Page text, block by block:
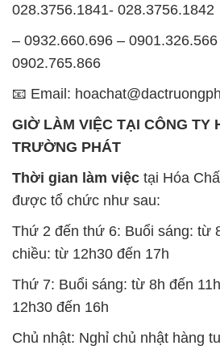
028.3756.1841- 028.3756.1842
– 0932.660.696 –
0902.765.866
📧 Email:
GIỜ LÀM VIỆC TẠI CÔNG TY
TRƯỜNG PHÁT
Thời gian làm việc tại Hóa
được tổ chức như sau:
Thứ 2 đến thứ 6: Buổi sáng: từ
chiều: từ 12h30 đến 17h
Thứ 7: Buổi sáng: từ 8h đến
12h30 đến 16h
Chủ nhật: Nghỉ chủ nhật hàng